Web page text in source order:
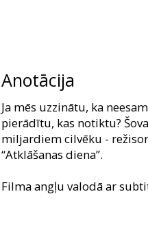
Anotācija
Ja mēs uzzinātu, ka
pierādītu, kas notiktu?
miljardiem cilvēku -
“Atklāšanas diena”.
Filma angļu valodā ar